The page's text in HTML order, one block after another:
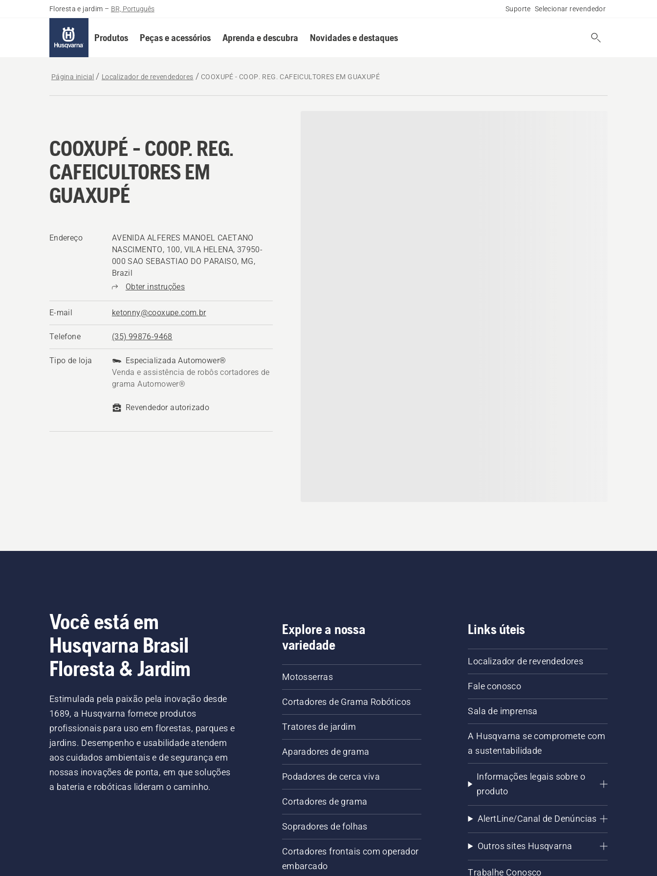
Floresta e jardim – BR, Português Suporte Selecionar revendedor
Produtos Peças e acessórios Aprenda e descubra Novidades e destaques
Página inicial Localizador de revendedores COOXUPÉ - COOP. REG. CAFEICULTORES EM GUAXUPÉ
COOXUPÉ - COOP. REG.
CAFEICULTORES EM
GUAXUPÉ
Endereço
AVENIDA ALFERES MANOEL CAETANO
NASCIMENTO, 100, VILA HELENA, 37950-
000 SAO SEBASTIAO DO PARAISO, MG,
Brazil
Obter instruções
E-mail ketonny@cooxupe.com.br
Telefone (35) 99876-9468
Tipo de loja
Especializada Automower®
Venda e assistência de robôs cortadores de
grama Automower®
Revendedor autorizado
Você está em
Husqvarna Brasil
Floresta & Jardim
Estimulada pela paixão pela inovação desde
1689, a Husqvarna fornece produtos
profissionais para uso em florestas, parques e
jardins. Desempenho e usabilidade atendem
aos cuidados ambientais e de segurança em
nossas inovações de ponta, em que soluções
a bateria e robóticas lideram o caminho.
Explore a nossa
variedade
Motosserras
Cortadores de Grama Robóticos
Tratores de jardim
Aparadores de grama
Podadores de cerca viva
Cortadores de grama
Sopradores de folhas
Cortadores frontais com operador
embarcado
Links úteis
Localizador de revendedores
Fale conosco
Sala de imprensa
A Husqvarna se compromete com
a sustentabilidade
Informações legais sobre o
produto
AlertLine/Canal de Denúncias
Outros sites Husqvarna
Trabalhe Conosco